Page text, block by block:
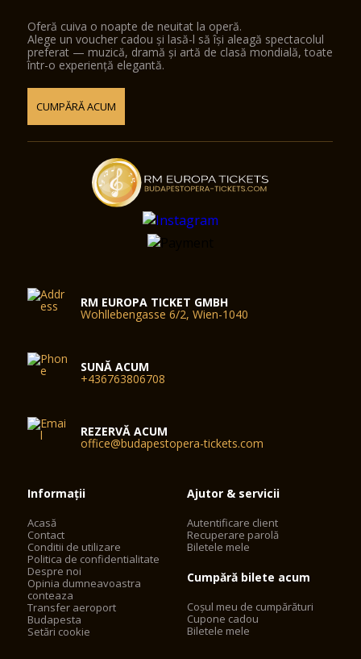
Oferă cuiva o noapte de neuitat la operă.
Alege un voucher cadou și lasă-l să își aleagă spectacolul
preferat — muzică, dramă și artă de clasă mondială, toate
într-o experiență elegantă.
CUMPĂRĂ ACUM
RM EUROPA TICKET GMBH
Wohllebengasse 6/2, Wien-1040
SUNĂ ACUM
+436763806708
REZERVĂ ACUM
office@budapestopera-tickets.com
Informații
Acasă
Contact
Conditii de utilizare
Politica de confidentialitate
Despre noi
Opinia dumneavoastra
conteaza
Transfer aeroport
Budapesta
Setări cookie
Ajutor & servicii
Autentificare client
Recuperare parolă
Biletele mele
Cumpără bilete acum
Coșul meu de cumpărături
Cupone cadou
Biletele mele